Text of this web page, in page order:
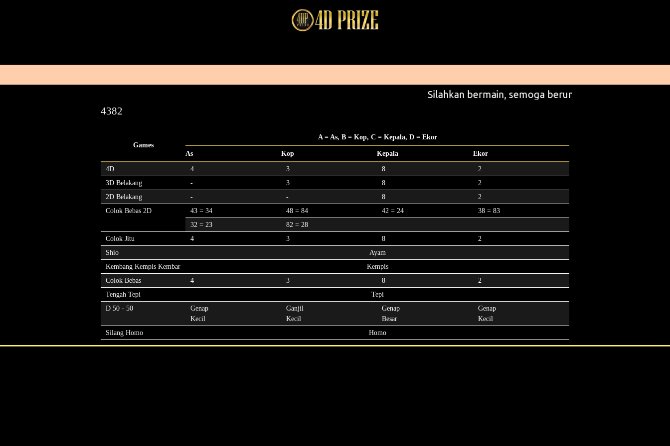
Silahkan bermain, semoga beruntung
4382
Games
A = As, B = Kop, C = Kepala, D = Ekor
As Kop Kepala Ekor
4D 4 3 8
2
3D Belakang
- 3 8
2
2D Belakang
- - 8
2
Colok Bebas 2D
43 = 34 48 = 84 42 = 24
38 = 83
32 = 23
82 = 28
Colok Jitu
4 3 8
2
Shio
Ayam
Kembang Kempis Kembar
Kempis
Colok Bebas
4 3 8
2
Tengah Tepi
Tepi
D 50 - 50
Genap
Kecil
Ganjil
Kecil
Genap
Besar
Genap
Kecil
Silang Homo
Homo